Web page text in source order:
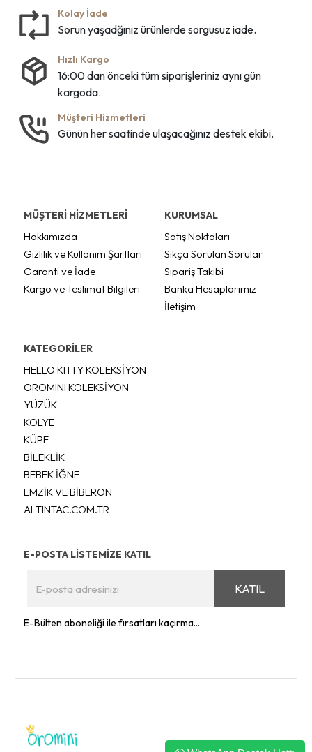
Kolay İade
Sorun yaşadğınız ürünlerde sorgusuz iade.
Hızlı Kargo
16:00 dan önceki tüm siparişleriniz aynı gün
kargoda.
Müşteri Hizmetleri
Günün her saatinde ulaşacağınız destek ekibi.
MÜŞTERİ HİZMETLERİ
Hakkımızda
Gizlilik ve Kullanım Şartları
Garanti ve İade
Kargo ve Teslimat Bilgileri
KURUMSAL
Satış Noktaları
Sıkça Sorulan Sorular
Sipariş Takibi
Banka Hesaplarımız
İletişim
KATEGORİLER
HELLO KITTY KOLEKSİYON
OROMINI KOLEKSİYON
YÜZÜK
KOLYE
KÜPE
BİLEKLİK
BEBEK İĞNE
EMZİK VE BİBERON
ALTINTAC.COM.TR
E-POSTA LİSTEMİZE KATIL
KATIL
E-Bülten aboneliği ile fırsatları kaçırma...